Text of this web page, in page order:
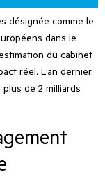
désignée comme le
dans le
du cabinet
réel. L’an dernier,
de 2 milliards